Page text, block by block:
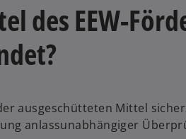
des EEW-
ausgeschütteten Mittel
anlassunabhängiger